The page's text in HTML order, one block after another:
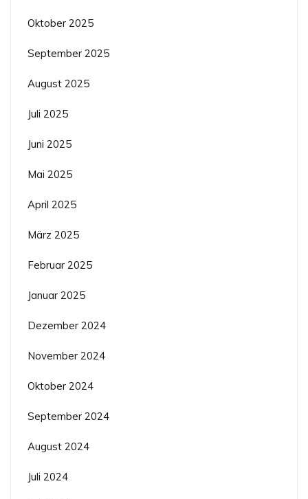
Oktober 2025
September 2025
August 2025
Juli 2025
Juni 2025
Mai 2025
April 2025
März 2025
Februar 2025
Januar 2025
Dezember 2024
November 2024
Oktober 2024
September 2024
August 2024
Juli 2024